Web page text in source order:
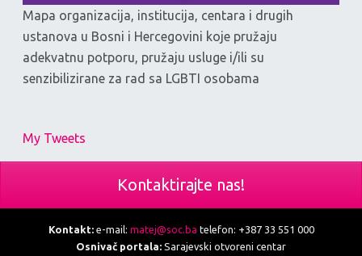
Mapa organizacija, institucija, centara i drugih
ustanova u Bosni i Hercegovini koje pružaju
adekvatnu potporu, pružaju usluge i/ili su
senzibilizirane za rad sa LGBTI osobama
My Tweets
Kontaktirajte nas!
Kontakt:e-mail: matej@soc.ba telefon: +387 33 551 000
Osnivač portala: Sarajevski otvoreni centar